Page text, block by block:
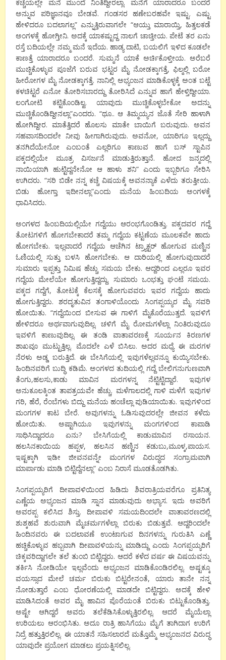
ಕಚ್ಚೆಯಲ್ಲೇ ಮನೆ ಮುಂದೆ ನಿಂತಿದ್ದೀರಲ್ಲಾ. ಮನೆಗೆ ಯಾರಾದರೂ ಬಂದರೆ
ಅನ್ನುವ ಪರಿಜ್ಞಾನವೂ ಬೇಡವೆ. ಗಂಡಸರ ಹಣೇಬರಹವೇ ಇಷ್ಟು. ಎಷ್ಟು
ಹೇಳಿದರೂ ಬದಲಾಗಲ್ಲ” ಎನ್ನುತ್ತಿರುವಾಗಲೇ “ಆಯ್ತು ಮಾರಾಯ್ತಿ, ಹಿತ್ತಲಕಡೆ
ಅಂಗಳಕ್ಕೆ ಹೋಗ್ತೀನಿ. ಅದಕ್ಕೆ ಯಾಕಷ್ಟುದ್ದ ನಾಲಗೆ ಚಾಚ್ತೀಯ. ಪೇಟೆ ತರ ಏನು
ರಸ್ತೆ ಬದಿಯಲ್ಲೇ ನಮ್ಮ ಮನೆ ಇದೆಯ. ಹಾಡ್ಯ ದಾಟಿ, ಬಯಲಿಗೆ ಇಳಿದ ಕೂಡಲೇ
ಕಾಣತ್ತೆ ಯಾರಾದರೂ ಬಂದರೆ. ಸುಮ್ಮನೆ ಯಾಕೆ ಅರ್ಚಿಕೊಳ್ತೀಯ. ಅರೆಬರೆ
ಮುಚ್ಚಿಕೊಳ್ಳುವ ಪೂಜೆಗೆ ಬರುವ ಭಟ್ಟರ ಮೈ ನೋಡಕ್ಕಾಗತ್ತೆ, ಫಿಲ್ಮಲ್ಲಿ ಬರೋ
ಹೀರೋಗಳ ಮೈ ನೋಡಕ್ಕಾಗತ್ತೆ. ನಾನಿಲ್ಲಿ ಅಭ್ಯಂಜನ ಮಾಡಿಕೊಳ್ಳಕ್ಕೆ ಅಂತ ಬಟ್ಟೆ
ಕಳಚಿಟ್ಟರೆ ಏನೋ ತೋರಿಸಬಾರದ್ದು ತೋರಿಸಿದೆ ಎನ್ನುವ ಹಾಗೆ ಹೇಳ್ತಿದ್ದೀಯಾ.
ಲಂಗೋಟಿ ಕಟ್ಟಿಕೊಂಡಿಲ್ವ. ಯಾವುದು ಮುಚ್ಚಿಕೊಳ್ಳಬೇಕೋ ಅದನ್ನು
ಮುಚ್ಚಿಕೊಂಡಿದ್ದೀನಲ್ಲಾ”ಎಂದರು. “ಥೂ.. ಆ ತಿಮ್ಮಯ್ಯನ ಜೊತೆ ಸೇರಿ ಹಾಳಾಗಿ
ಹೋಗಿದ್ದೀರ. ಮಾತೆತ್ತಿದರೆ ಹೊಲಸು ಮಾತೇ ಬಾಯಿಗೆ ಬರುವುದು. ಅವನ
ಸಹವಾಸದಿಂದಲೇ ನೀವು ಹೀಗಾಗಿರುವುದು. ಅವನೋ, ಯಾರಿಗೂ ಇಲ್ಲದ್ದು
ತನಗಿದೆಯೇನೋ ಎಂಬಂತೆ ಎಲ್ಲರಿಗೂ ಕಾಣುವ ಹಾಗೆ ಬಸ್ ಸ್ಟಾಪಿನ
ಪಕ್ಕದಲ್ಲಿಯೇ ಮೂತ್ರ ವಿಸರ್ಜನೆ ಮಾಡುತ್ತಿರುತ್ತಾನೆ. ಹೋದ ಜನ್ಮದಲ್ಲಿ
ನಾಯಿಯಾಗಿ ಹುಟ್ಟಿದ್ದನೇನೋ ಆ ಹಾಳು ಶನಿ” ಎಂದು ಇಬ್ಬರಿಗೂ ಸೇರಿಸಿ
ಉಗಿದರು. “ಸರಿ ಬಿಡೇ ನನ್ನ ಕಚ್ಚೆ ವಿಷಯಕ್ಕೆ ಅವನನ್ಯಾಕೆ ಎಳೆದು ತರುತ್ತೀಯ.
ಬಿಡು ಹೋಗ್ತಾ ಇದೀನಲ್ಲಾ”ಎಂದು ಮನೆಯ ಹಿಂಬದಿಯ ಅಂಗಳಕ್ಕೆ
ಧಾವಿಸಿದರು.
ಅಂಗಳದ ಹಿಂಬದಿಯಲ್ಲಿಯೇ ಗದ್ದೆಯು ಆರಂಭಗೊಂಡಿತ್ತು. ಪಕ್ಕದವರ ಗದ್ದೆ
ತೋಟಗಳಿಗೆ ಹೋಗಬೇಕಾದರೆ ತಮ್ಮ ಗದ್ದೆಯ ಕಟ್ಟಣೆಯ ಮೂಲಕವೇ ಹಾದು
ಹೋಗಬೇಕು. ಇಲ್ಲವಾದರೆ ಗದ್ದೆಯ ಆಚೆಗಿನ ಟ್ರ್ಯಾಕ್ಟರ್ ಹೋಗುವ ಮಣ್ಣಿನ
ಓಣಿಯಲ್ಲಿ ಸುತ್ತು ಬಳಸಿ ಹೋಗಬೇಕು. ಆ ದಾರಿಯಲ್ಲಿ ಹೋಗುವುದಾದರೆ
ಸುಮಾರು ಇಪ್ಪತ್ತು ನಿಮಿಷ ಹೆಚ್ಚು ಸಮಯ ಬೇಕು. ಆದ್ದರಿಂದ ಎಲ್ಲರೂ ಇವರ
ಗದ್ದೆಯ ಮೇಲೆಯೇ ಹೋಗುತ್ತಿದ್ದದ್ದು. ಸುಮಾರು ಒಂಭತ್ತು ಘಂಟೆ ಸಮಯ.
ಪಕ್ಕದ ಗದ್ದೆಗೆ, ತೋಟಕ್ಕೆ ಕೆಲಸಕ್ಕೆ ಹೋಗುವವರು ಇವರ ಗದ್ದೆಯ ಹಾದು
ಹೋಗುತ್ತಿದ್ದರು. ಶರದೃತುವಿನ ತಂಗಾಳಿಯೊಂದು ಸಿಂಗಪ್ಪಯ್ಯರ ಮೈ ಸವರಿ
ಹೋಯಿತು. “ಗದ್ದೆಯಿಂದ ಬೀಸುವ ಈ ಗಾಳಿಗೆ ಮೈಕೊರೆಯುತ್ತದೆ. ಇವಳಿಗೆ
ಹೇಳಿದರೂ ಅರ್ಥವಾಗುವುದಿಲ್ಲ. ಚಳಿಗೆ ಮೈ ರೋಮಗಳೆಲ್ಲಾ ನಿಂತಿರುವುದೂ
ಇವಳಿಗೆ ಕಾಣುವುದಿಲ್ಲ. ಈ ತಂಡಿ ವಾತಾವರಣಕ್ಕೆ ಸೂರ್ಯನ ಕಿರಣಗಳ
ಶಾಖವೂ ಮುಟ್ಟುತ್ತಿಲ್ಲ. ಮೊದಲೇ ಎಳೆ ಬಿಸಿಲು. ಅದರ ಮಧ್ಯೆ ಈ ಮರಗಳ
ನೆರಳು ಅಡ್ಡ ಬರುತ್ತಿದೆ. ಈ ಬೇಸಿಗೆಯಲ್ಲಿ ಇವುಗಳೆಲ್ಲವನ್ನೂ ಕುಯ್ಯಿಸಬೇಕು.
ಹಿಂದಿನವರಿಗೆ ಬುದ್ಧಿ ಕಡಿಮೆ. ಅಂಗಳದ ತುದಿಯಲ್ಲಿ ಗದ್ದೆ ಬೇಲಿಗನುಗುಣವಾಗಿ
ತೆಂಗು,ಹಲಸು,ಕಾಡು ಮಾವಿನ ಮರಗಳನ್ನ ನೆಟ್ಟಿಟ್ಟಿದ್ದಾರೆ. ಇವುಗಳ
ಅನುಕೂಲಕ್ಕಿಂತ ತಾಪತ್ರಯವೇ ಹೆಚ್ಚು. ಮಳೆಗಾಲದಲ್ಲಿ ಗಾಳಿ ಮಳೆಗೆ ಇವುಗಳ
ಗರಿ, ಹೆರೆ, ರೆಂಬೆಗಳು ಬಿದ್ದು ಮನೆಯ ಹಂಚೆಲ್ಲಾ ಪುಡಿಯಾಯಿತು. ಇವುಗಳಿಂದ
ಮಂಗಗಳ ಕಾಟ ಬೇರೆ. ಅವುಗಳನ್ನು ಓಡಿಸುವುದರಲ್ಲೇ ಜೀವನ ಕಳೆದು
ಹೋಯಿತು. ಅಷ್ಟಾಗಿಯೂ ಇವುಗಳನ್ನು ಮಂಗಗಳಿಂದ ಕಾಪಾಡಿ
ಸಾಧಿಸಿದ್ದಾದರೂ ಏನು? ಬೇಸಿಗೆಯಲ್ಲಿ ಕಾಡುಮಾವಿನ ರಸಾಯನ.
ಹಲಸಿನಕಾಯಿಯ ಹಪ್ಪಳ, ಹಲಸಿನ ಹಣ್ಣಿನ ಕಡುಬು,ಮೂಳ್ಕ,ಪಾಯಸ.
ಇಷ್ಟಕ್ಕಾಗಿ ಇಡೀ ಜೀವನವನ್ನೇ ಮಂಗಗಳ ವಿರುದ್ಧದ ಸಂಗ್ರಾಮವಾಗಿ
ಮಾರ್ಪಾಡು ಮಾಡಿ ಬಿಟ್ಟಿದ್ದೆನಲ್ಲಾ” ಎಂಬ ನಿರಾಸೆ ಮೂಡತೊಡಗಿತು.
ಸಿಂಗಪ್ಪಯ್ಯರಿಗೆ ದೀಪಾವಳಿಯಿಂದ ಹಿಡಿದು ಶಿವರಾತ್ರಿಯವರೆಗೂ ಪ್ರತಿನಿತ್ಯ
ಎಣ್ಣೆಯ ಅಭ್ಯಂಜನ ಮಾಡಿ ಸ್ನಾನ ಮಾಡುವುದು ಅಭ್ಯಾಸ. ಇದು ಅವರಿಗೆ
ಅವರಪ್ಪ ಕಲಿಸಿದ ಶಿಸ್ತು. ದೀಪಾವಳಿ ಸಮಯದಿಂದಲೇ ವಾತಾವರಣದಲ್ಲಿ
ಶುಶ್ಕಹವೆ ಶುರುವಾಗಿ ಮೈಚರ್ಮಗಳೆಲ್ಲಾ ಬಿರುಕು ಬಿಡುತ್ತವೆ. ಆದ್ದರಿಂದಲೇ
ಹಿಂದಿನವರು ಈ ಬದಲಾವಣೆ ಉಂಟಾಗುವ ದಿನಗಳನ್ನು ಗುರುತಿಸಿ ಎಣ್ಣೆ
ಹಚ್ಚಿಕೊಳ್ಳುವ ಹಬ್ಬವಾಗಿ ದೀಪಾವಳಿಯನ್ನು ಮಾಡಿದ್ದು ಎಂದು ಸಿಂಗಪ್ಪಯ್ಯರಿಗೆ
ಚಿಕ್ಕವರಿದ್ದಾಗಲೇ ತಲೆ ತುಂಬಿ ಬಿಟ್ಟಿದ್ದರು. ಆದರೆ ಕಳೆದ ವರ್ಷ ಈ ವಿಷಯವನ್ನು
ತರ್ಕಿಸಿ ನೋಡಿಯೇ ಇಲ್ಲವೆಂದು ಅಭ್ಯಂಜನ ಮಾಡಿಕೊಂಡಿರಲಿಲ್ಲ. ಅಷ್ಟಕ್ಕೂ
ವಯಸ್ಸಾದ ಮೇಲೆ ಚರ್ಮ ಬಿರುಕು ಬಿಟ್ಟರೇನಂತೆ, ಯಾರು ತಾನೇ ನನ್ನ
ನೋಡುತ್ತಾರೆ ಎಂಬ ಧೋರಣೆಯಲ್ಲಿ ಮಾಡದೇ ಬಿಟ್ಟಿದ್ದರು. ಅದಕ್ಕೆ ಹೇಳಿ
ಮಾಡಿಸಿದಂತೆ ಅವರ ಮೈ ಹಾವಿನ ಪೊರೆಯಂತೆ ಬಿರುಕು ಬಿಟ್ಟುಕೊಂಡಿತ್ತು.
ಅಷ್ಟೇ ಆಗಿದ್ದರೆ ಅವರು ತಲೆಕೆಡಿಸಿಕೊಳ್ಳುತ್ತಿರಲಿಲ್ಲ. ಆದರೆ ಮೈಯೆಲ್ಲಾ
ಉರಿಯಲು ಆರಂಭಿಸಿತು. ಅದೂ ರಾತ್ರಿ ಹಾಸಿಗೆಯು ಮೈಗೆ ತಾಗಿದಾಗ ಉರಿಗೆ
ನಿದ್ರೆ ಹತ್ತುತ್ತಿರಲಿಲ್ಲ. ಈ ಯಾತನೆ ಸಹಿಸಲಾರದೆ ಮತ್ತೊಮ್ಮೆ ಅಭ್ಯಂಜನದ ವಿರುದ್ಧ
ಯಾವುದೇ ಪ್ರಯೋಗ ಮಾಡಲು ಪ್ರಯತ್ನಿಸಲಿಲ್ಲ.